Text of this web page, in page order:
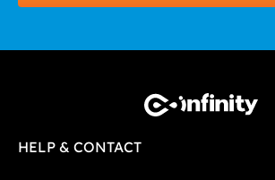
HELP & CONTACT